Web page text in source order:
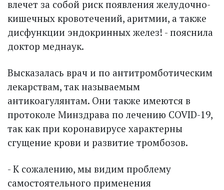
влечет за собой риск появления желудочно-
кишечных кровотечений, аритмии, а также
дисфункции эндокринных желез! - пояснила
доктор меднаук.
Высказалась врач и по антитромботическим
лекарствам, так называемым
антикоагулянтам. Они также имеются в
протоколе Минздрава по лечению COVID-19,
так как при коронавирусе характерны
сгущение крови и развитие тромбозов.
- К сожалению, мы видим проблему
самостоятельного применения